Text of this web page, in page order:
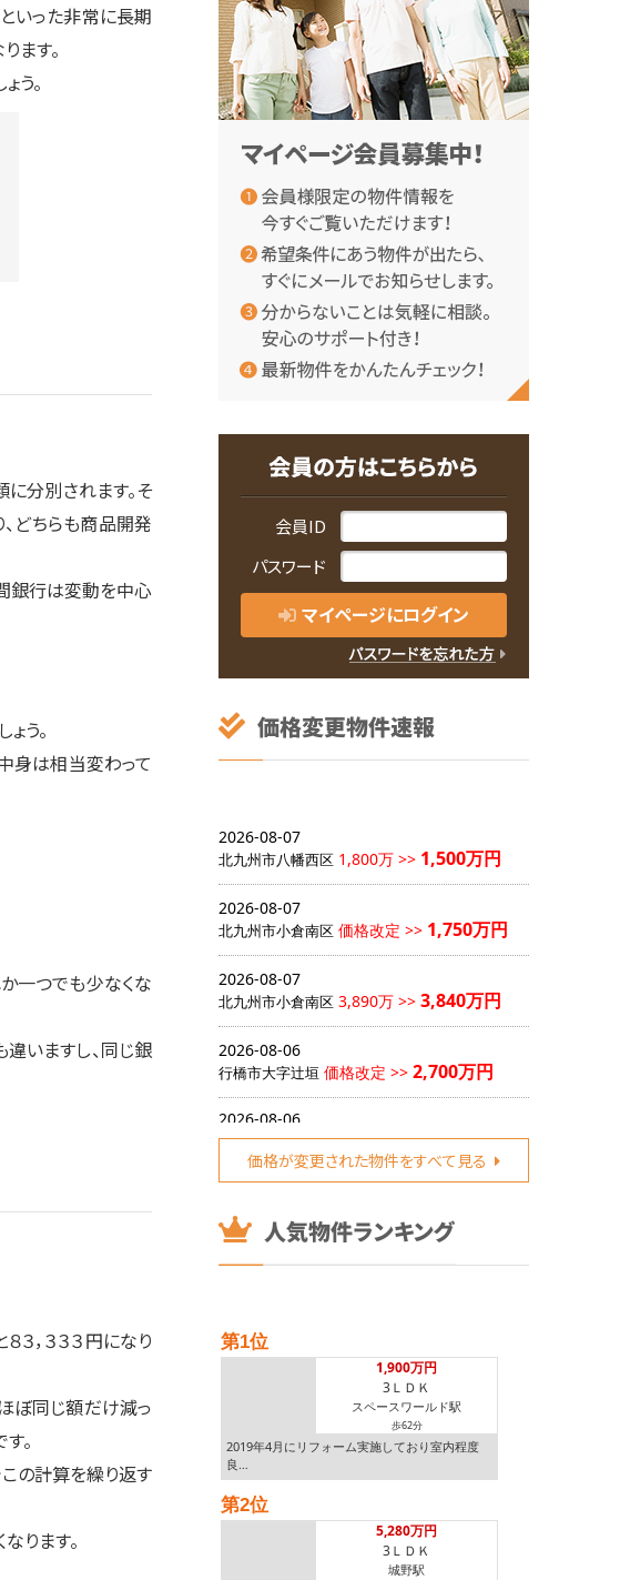
いった非常に長期
ます。
う。
分別されます。そ
どちらも商品開発
銀行は変動を中心
う。
中身は相当変わって
一つでも少なくな
いますし、同じ銀
３，３３３円になり
ぼ同じ額だけ減っ
。
この計算を繰り返す
ります。
会員ID
パスワード
マイページにログイン
2026-08-07
北九州市八幡西区 1,800万 >> 1,500万円
2026-08-07
北九州市小倉南区 価格改定 >> 1,750万円
2026-08-07
北九州市小倉南区 3,890万 >> 3,840万円
2026-08-06
行橋市大字辻垣 価格改定 >> 2,700万円
2026-08-06
北九州市八幡西区永犬丸西町４丁目 価格改定
3,398万円
北九州市八幡西区永犬丸西町４丁目 価格改定
>>3,398万円
>>3,448万円
北九州市八幡西区藤原４丁目 価格改定 >>
2026-08-06
北九州市八幡東区 8,500万 >>7,500万円
価格改定 >>
価格が変更された物件をすべて見る
第1位
1,900万円
3ＬＤＫ
スペースワールド駅
歩62分
2019年4月にリフォーム実施しており室内程度
良…
第2位
5,280万円
3ＬＤＫ
城野駅